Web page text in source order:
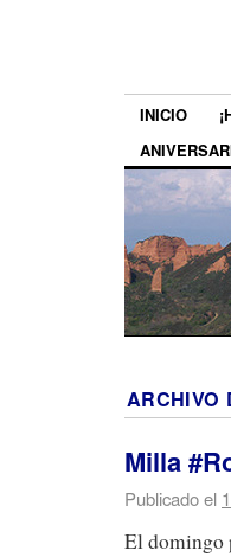
INICIO
ARCHIVO
Milla
Publicado el
El domingo